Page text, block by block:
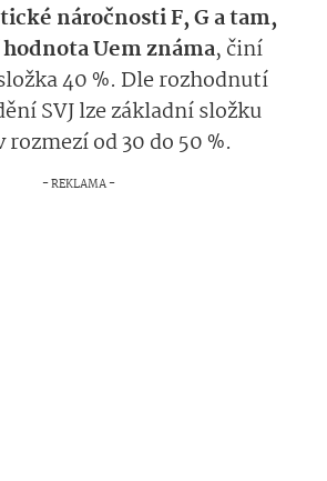
náročnosti F, G a tam,
Uem známa, činí
40 %. Dle rozhodnutí
SVJ lze základní složku
od 30 do 50 %.